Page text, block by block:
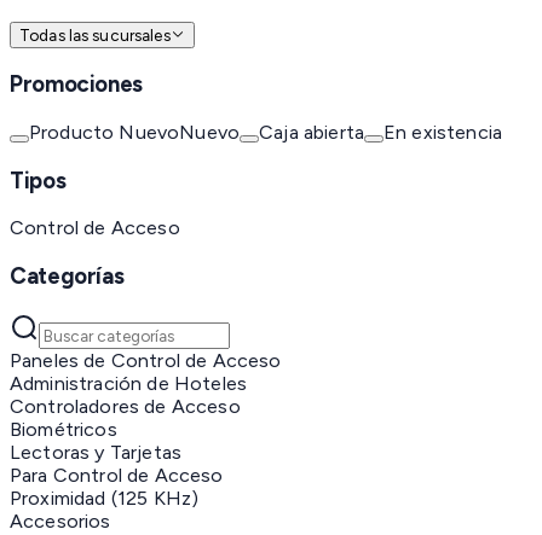
Todas las sucursales
Promociones
Producto NuevoNuevo Caja abierta En existencia
Tipos
Control de Acceso
Categorías
Paneles de Control de Acceso
Administración de Hoteles
Controladores de Acceso
Biométricos
Lectoras y Tarjetas
Para Control de Acceso
Proximidad (125 KHz)
Accesorios